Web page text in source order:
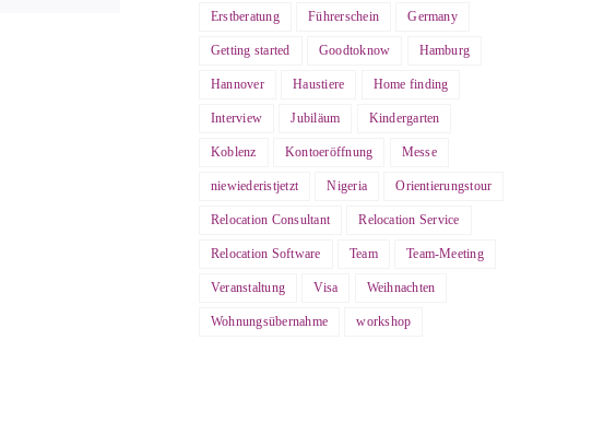
Erstberatung Führerschein Germany
Getting started Goodtoknow Hamburg
Hannover Haustiere Home finding
Interview Jubiläum Kindergarten
Koblenz Kontoeröffnung Messe
niewiederistjetzt Nigeria Orientierungstour
Relocation Consultant Relocation Service
Relocation Software Team Team-Meeting
Veranstaltung Visa Weihnachten
Wohnungsübernahme workshop